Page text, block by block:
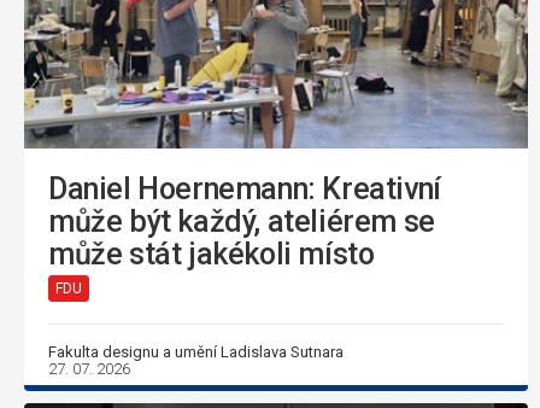
Daniel Hoernemann: Kreativní
může být každý, ateliérem se
může stát jakékoli místo
FDU
Fakulta designu a umění Ladislava Sutnara
27. 07. 2026